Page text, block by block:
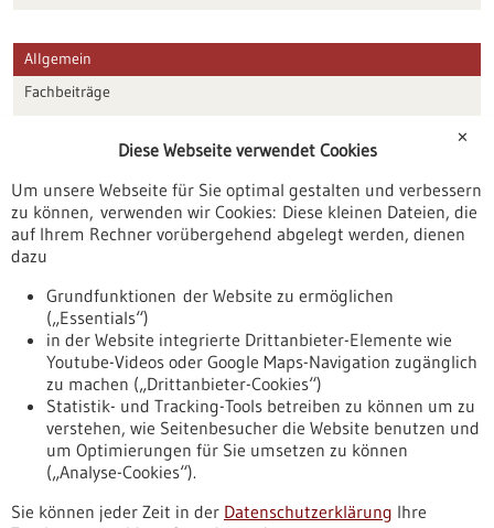
Allgemein
Fachbeiträge
Veranstaltungen
Erscheinungsdatum
Nach oben
✕
Diese Webseite verwendet Cookies
Um unsere Webseite für Sie optimal gestalten und verbessern
zu können, verwenden wir Cookies: Diese kleinen Dateien, die
auf Ihrem Rechner vorübergehend abgelegt werden, dienen
dazu
Grundfunktionen der Website zu ermöglichen
(„Essentials“)
in der Website integrierte Drittanbieter-Elemente wie
Youtube-Videos oder Google Maps-Navigation zugänglich
zu machen („Drittanbieter-Cookies“)
Statistik- und Tracking-Tools betreiben zu können um zu
verstehen, wie Seitenbesucher die Website benutzen und
um Optimierungen für Sie umsetzen zu können
(„Analyse-Cookies“).
Sie können jeder Zeit in der Datenschutzerklärung Ihre